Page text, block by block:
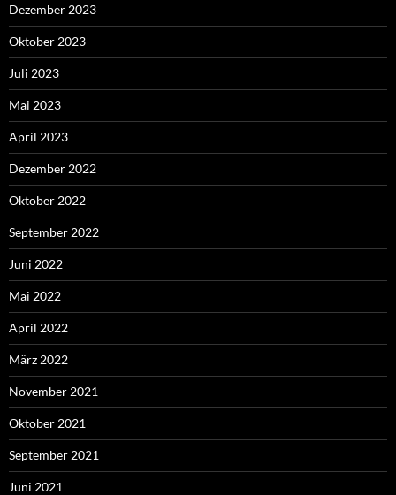
Dezember 2023
Oktober 2023
Juli 2023
Mai 2023
April 2023
Dezember 2022
Oktober 2022
September 2022
Juni 2022
Mai 2022
April 2022
März 2022
November 2021
Oktober 2021
September 2021
Juni 2021